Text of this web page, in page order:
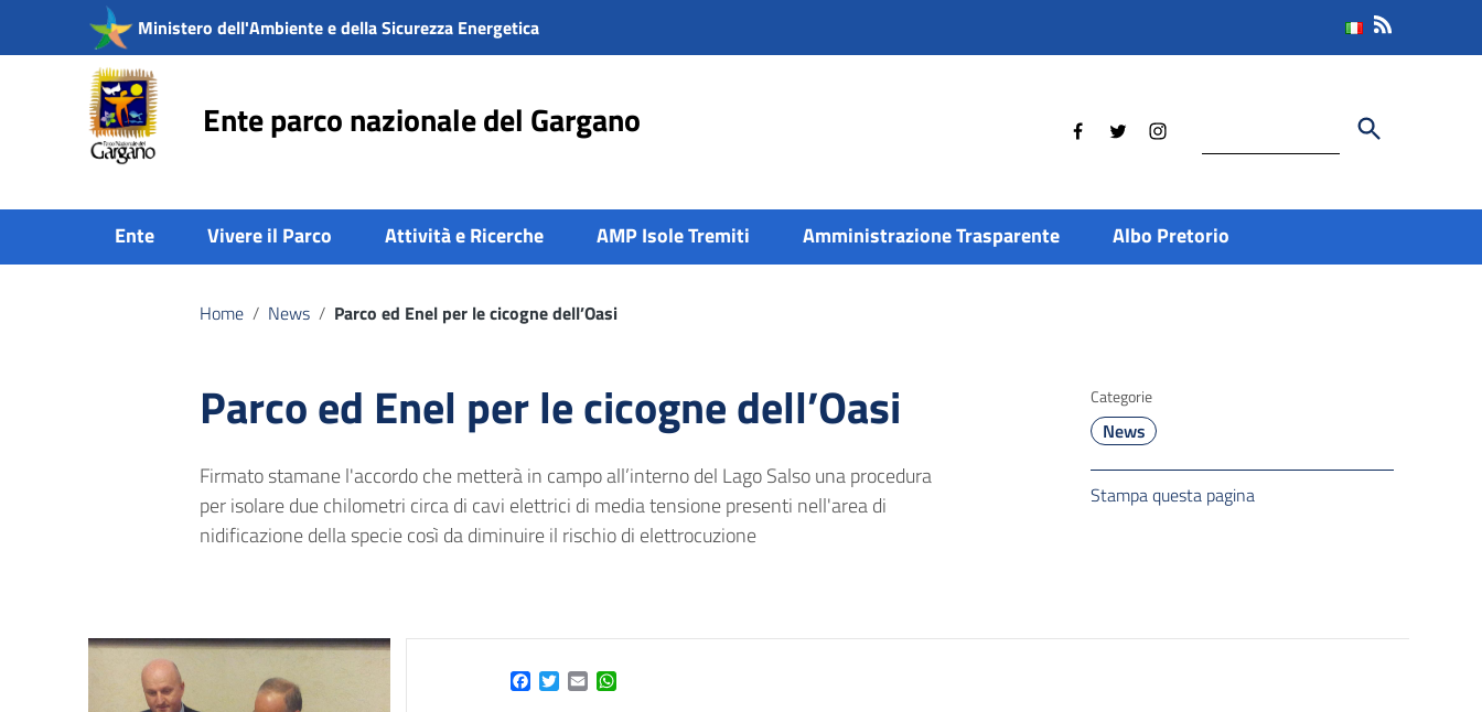
Vai ai contenuti
Vai al menu di navigazione
Vai al footer
Ministero dell'Ambiente e della Sicurezza Energetica
Ente parco nazionale del Gargano Cerca
Ente Vivere il Parco Attività e Ricerche AMP Isole Tremiti Amministrazione Trasparente Albo Pretorio
Home / News / Parco ed Enel per le cicogne dell’Oasi
Parco ed Enel per le cicogne dell’Oasi
Firmato stamane l'accordo che metterà in campo all’interno del Lago Salso una procedura
per isolare due chilometri circa di cavi elettrici di media tensione presenti nell'area di
nidificazione della specie così da diminuire il rischio di elettrocuzione
Categorie
News
Stampa questa pagina
Facebook
Twitter
EmailWhatsApp